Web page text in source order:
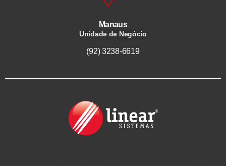
Manaus
Unidade de Negócio
(92) 3238-6619